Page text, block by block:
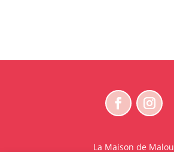
La Maison de Malou